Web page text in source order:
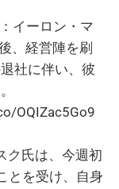
イーロン・マ
、経営陣を刷
社に伴い、彼
OQIZac5Go9
ク氏は、今週初
とを受け、自身